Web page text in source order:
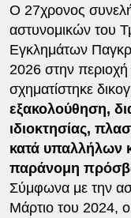
Ο 27χρονος
αστυνομικών του
Εγκλημάτων
2026 στην περιοχή
σχηματίστηκε
εξακολούθηση,
ιδιοκτησίας,
κατά υπαλλήλων
παράνομη
Σύμφωνα με την
Μάρτιο του 2024,